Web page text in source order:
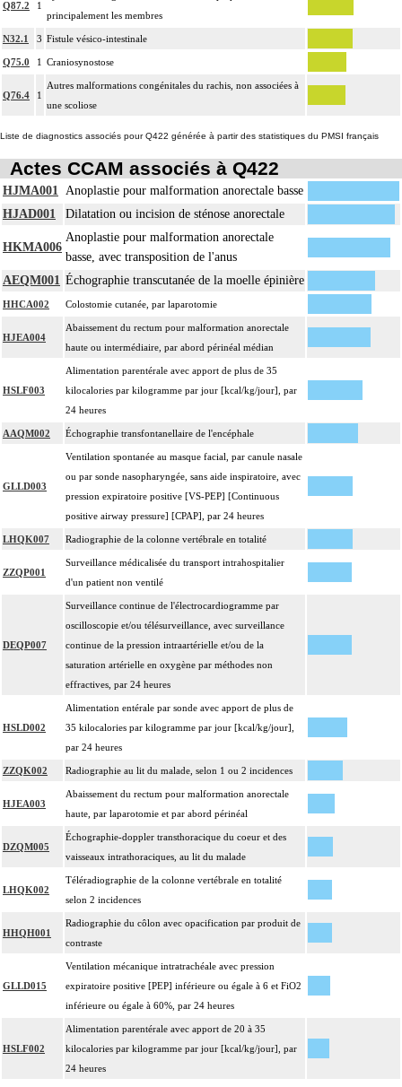
Q87.2 1
principalement les membres
N32.1 3 Fistule vésico-intestinale
Q75.0 1 Craniosynostose
Q76.4 1
Autres malformations congénitales du rachis, non associées à
une scoliose
Liste de diagnostics associés pour Q422 générée à partir des statistiques du PMSI français
Actes CCAM associés à Q422
HJMA001 Anoplastie pour malformation anorectale basse
HJAD001
Dilatation ou incision de sténose anorectale
HKMA006
Anoplastie pour malformation anorectale
basse, avec transposition de l'anus
AEQM001 Échographie transcutanée de la moelle épinière
HHCA002 Colostomie cutanée, par laparotomie
HJEA004
Abaissement du rectum pour malformation anorectale
haute ou intermédiaire, par abord périnéal médian
HSLF003
Alimentation parentérale avec apport de plus de 35
kilocalories par kilogramme par jour [kcal/kg/jour], par
24 heures
AAQM002 Échographie transfontanellaire de l'encéphale
GLLD003
Ventilation spontanée au masque facial, par canule nasale
ou par sonde nasopharyngée, sans aide inspiratoire, avec
pression expiratoire positive [VS-PEP] [Continuous
positive airway pressure] [CPAP], par 24 heures
LHQK007 Radiographie de la colonne vertébrale en totalité
ZZQP001
Surveillance médicalisée du transport intrahospitalier
d'un patient non ventilé
DEQP007
Surveillance continue de l'électrocardiogramme par
oscilloscopie et/ou télésurveillance, avec surveillance
continue de la pression intraartérielle et/ou de la
saturation artérielle en oxygène par méthodes non
effractives, par 24 heures
HSLD002
Alimentation entérale par sonde avec apport de plus de
35 kilocalories par kilogramme par jour [kcal/kg/jour],
par 24 heures
ZZQK002 Radiographie au lit du malade, selon 1 ou 2 incidences
HJEA003
Abaissement du rectum pour malformation anorectale
haute, par laparotomie et par abord périnéal
DZQM005
Échographie-doppler transthoracique du coeur et des
vaisseaux intrathoraciques, au lit du malade
LHQK002
Téléradiographie de la colonne vertébrale en totalité
selon 2 incidences
HHQH001
Radiographie du côlon avec opacification par produit de
contraste
GLLD015
Ventilation mécanique intratrachéale avec pression
expiratoire positive [PEP] inférieure ou égale à 6 et FiO2
inférieure ou égale à 60%, par 24 heures
HSLF002
Alimentation parentérale avec apport de 20 à 35
kilocalories par kilogramme par jour [kcal/kg/jour], par
24 heures